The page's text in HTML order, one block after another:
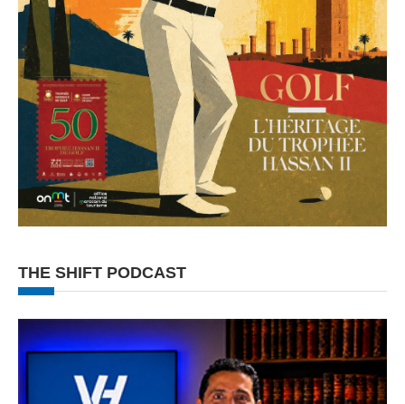
THE SHIFT PODCAST